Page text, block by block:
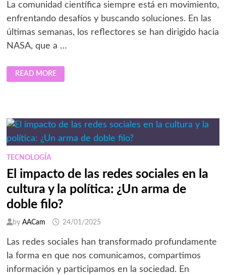
La comunidad científica siempre está en movimiento,
enfrentando desafíos y buscando soluciones. En las
últimas semanas, los reflectores se han dirigido hacia
NASA, que a …
NASA
ENFRENTA
RECORTES
EN
SU
PRESUPUESTO
READ MORE
TECNOLOGÍA
El impacto de las redes sociales en la
cultura y la política: ¿Un arma de
doble filo?
by AACam 24/01/2025
Las redes sociales han transformado profundamente
la forma en que nos comunicamos, compartimos
información y participamos en la sociedad. En